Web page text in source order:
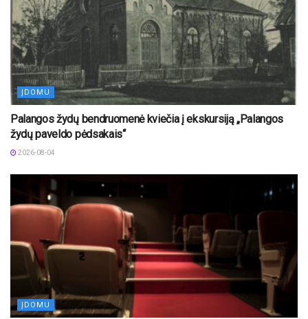
ĮDOMU
Palangos žydų bendruomenė kviečia į ekskursiją „Palangos
žydų paveldo pėdsakais“
2026-08-04
ĮDOMU